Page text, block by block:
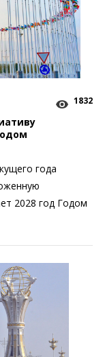
1832
года
2028 год Годом